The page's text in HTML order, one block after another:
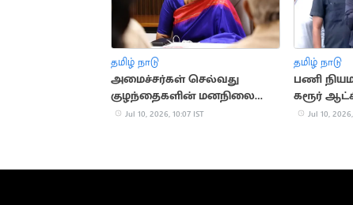
தமிழ் நாடு
அமைச்சர்கள் செல்வது
குழந்தைகளின் மனநிலையை
பாதிக்கிறது: கனிமொழி
Jul 10, 2026, 10:07 IST
தமிழ் நாடு
பணி
கரூர்
சென்ற
Jul 10,